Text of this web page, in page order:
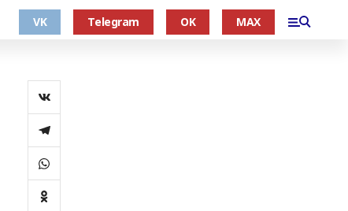
VK Telegram OK MAX